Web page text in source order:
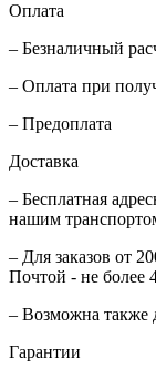
Оплата
– Безналичный
– Оплата при
– Предоплата
Доставка
– Бесплатная
нашим
– Для заказов от
Почтой - не более
– Возможна также
Гарантии